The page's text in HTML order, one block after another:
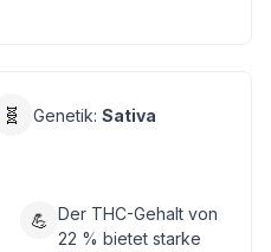
🧬 Genetik: Sativa
💪 Der THC-Gehalt von
22 % bietet starke